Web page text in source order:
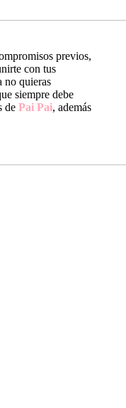
previos,
con tus
no quieras
siempre debe
de Pai Pai, además